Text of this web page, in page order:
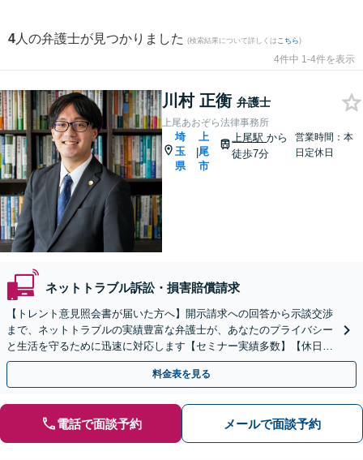
4 人の弁護士が見つかりました (検索結果について詳しくは こちら)
4件中 1-4件を表示
川村 正衡 弁護士
上尾あおぞら法律事務所
埼
玉
県
|
上
尾
市
上尾駅から
徒歩7分
営業時間：本
日定休日
ネットトラブル訴訟・損害賠償請求
【トレント意見照会書が届いた方へ】開示請求への回答から示談交渉
まで、ネットトラブルの実績豊富な弁護士が、あなたのプライバシー
と生活を守るために迅速に対応します【セミナー実績多数】【休日・
夜間相談OK】【上尾駅7分】
料金表を見る
電話で面談予約 メールで面談予約